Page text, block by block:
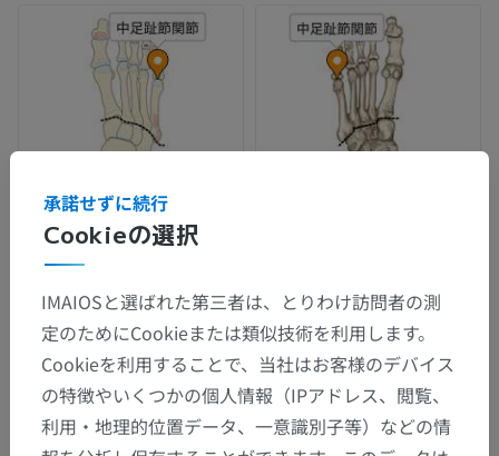
Cookieの選択
承諾せずに続行
IMAIOSと選ばれた第三者は、とりわけ訪問者の測
定のためにCookieまたは類似技術を利用します。
Cookieを利用することで、当社はお客様のデバイス
の特徴やいくつかの個人情報（IPアドレス、閲覧、
利用・地理的位置データ、一意識別子等）などの情